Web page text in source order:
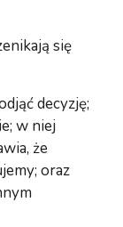
się
decyzję;
w niej
że
oraz